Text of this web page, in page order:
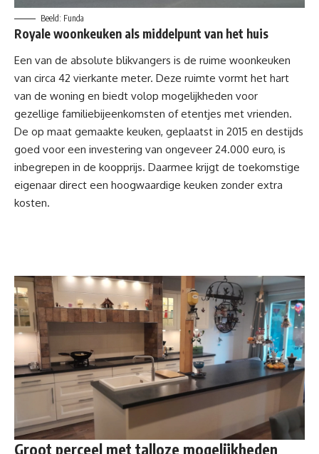
Beeld: Funda
Royale woonkeuken als middelpunt van het huis
Een van de absolute blikvangers is de ruime woonkeuken
van circa 42 vierkante meter. Deze ruimte vormt het hart
van de woning en biedt volop mogelijkheden voor
gezellige familiebijeenkomsten of etentjes met vrienden.
De op maat gemaakte keuken, geplaatst in 2015 en destijds
goed voor een investering van ongeveer 24.000 euro, is
inbegrepen in de koopprijs. Daarmee krijgt de toekomstige
eigenaar direct een hoogwaardige keuken zonder extra
kosten.
Groot perceel met talloze mogelijkheden